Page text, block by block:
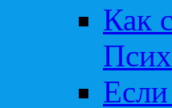
Как